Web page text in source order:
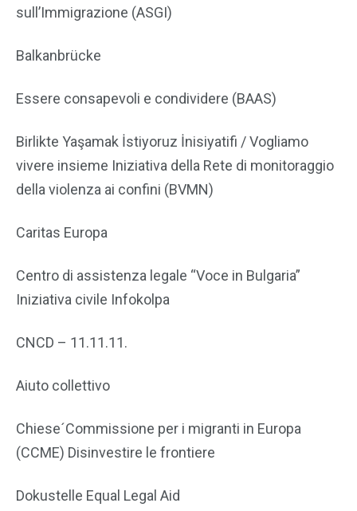
sull’Immigrazione (ASGI)
Balkanbrücke
Essere consapevoli e condividere (BAAS)
Birlikte Yaşamak İstiyoruz İnisiyatifi / Vogliamo
vivere insieme Iniziativa della Rete di monitoraggio
della violenza ai confini (BVMN)
Caritas Europa
Centro di assistenza legale “Voce in Bulgaria”
Iniziativa civile Infokolpa
CNCD – 11.11.11.
Aiuto collettivo
Chiese´Commissione per i migranti in Europa
(CCME) Disinvestire le frontiere
Dokustelle Equal Legal Aid